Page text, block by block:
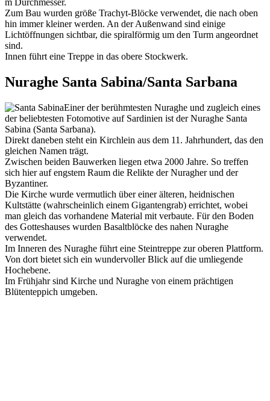
Zum Bau wurden größe Trachyt-Blöcke verwendet, die nach oben
hin immer kleiner werden. An der Außenwand sind einige
Lichtöffnungen sichtbar, die spiralförmig um den Turm angeordnet
sind.
Innen führt eine Treppe in das obere Stockwerk.
Nuraghe Santa Sabina/Santa Sarbana
Einer der berühmtesten Nuraghe und zugleich eines
der beliebtesten Fotomotive auf Sardinien ist der Nuraghe Santa
Sabina (Santa Sarbana).
Direkt daneben steht ein Kirchlein aus dem 11. Jahrhundert, das den
gleichen Namen trägt.
Zwischen beiden Bauwerken liegen etwa 2000 Jahre. So treffen
sich hier auf engstem Raum die Relikte der Nuragher und der
Byzantiner.
Die Kirche wurde vermutlich über einer älteren, heidnischen
Kultstätte (wahrscheinlich einem Gigantengrab) errichtet, wobei
man gleich das vorhandene Material mit verbaute. Für den Boden
des Gotteshauses wurden Basaltblöcke des nahen Nuraghe
verwendet.
Im Inneren des Nuraghe führt eine Steintreppe zur oberen Plattform.
Von dort bietet sich ein wundervoller Blick auf die umliegende
Hochebene.
Im Frühjahr sind Kirche und Nuraghe von einem prächtigen
Blütenteppich umgeben.